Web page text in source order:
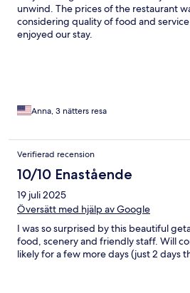
unwind. The prices of the restaurant
considering quality of food and
enjoyed our stay.
Anna, 3 nätters resa
Verifierad recension
10/10 Enastående
19 juli 2025
Översätt med hjälp av Google
I was so surprised by this beautiful
food, scenery and friendly staff. Will
likely for a few more days (just 2 days